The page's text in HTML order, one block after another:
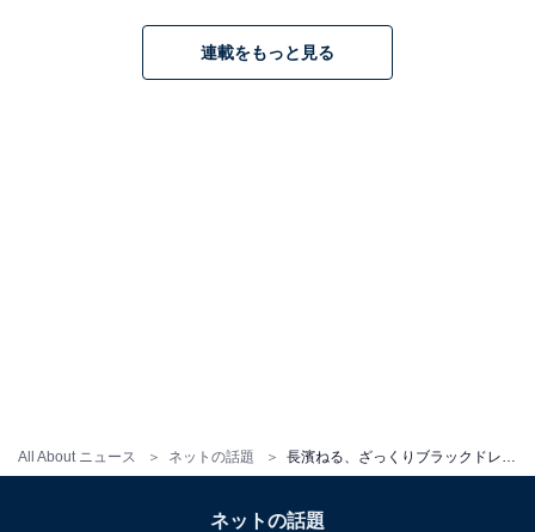
All About ニュース ネットの話題
連載をもっと見る
ネットの話題